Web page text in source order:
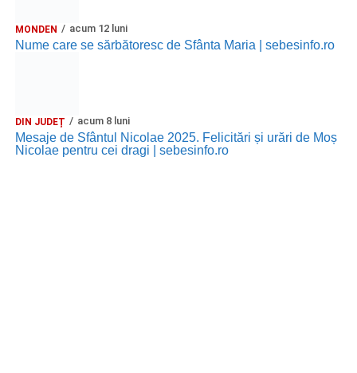
MONDEN acum 12 luni
Nume care se sărbătoresc de Sfânta Maria | sebesinfo.ro
DIN JUDEȚ acum 8 luni
Mesaje de Sfântul Nicolae 2025. Felicitări și urări de Moș
Nicolae pentru cei dragi | sebesinfo.ro